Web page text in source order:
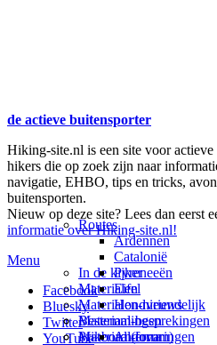
de actieve buitensporter
Hiking-site.nl is een site voor actieve
hikers die op zoek zijn naar
navigatie, EHBO, tips en tricks,
buitensporten.
Nieuw op deze site? Lees dan eerst
informatie over Hiking-site.nl!
Menu
Facebook
Bluesky
Twitter
YouTubePrikbord (forum)
In de kijker
Materialen
Materialen-nieuws
Materiaal-besprekingen
Materiaal-ervaringen
Routes
Ardennen
Catalonië
Pyreneeën
Eifel
Hondvriendelijk
Bestemmingen
Andorra